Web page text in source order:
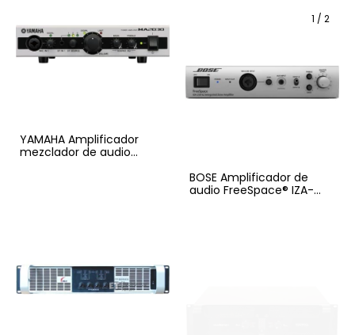
YAMAHA Amplificador
mezclador de audio
1 / 2
BOSE Amplificador de
audio FreeSpace® IZA-